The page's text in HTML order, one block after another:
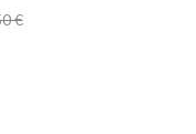
€Prezzo